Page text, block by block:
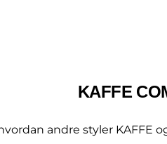
KAFFE
andre styler KAFFE